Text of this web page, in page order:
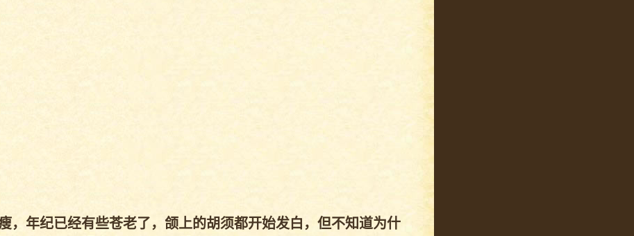
，年纪已经有些苍老了，颌上的胡须都开始发白，但不知道为什